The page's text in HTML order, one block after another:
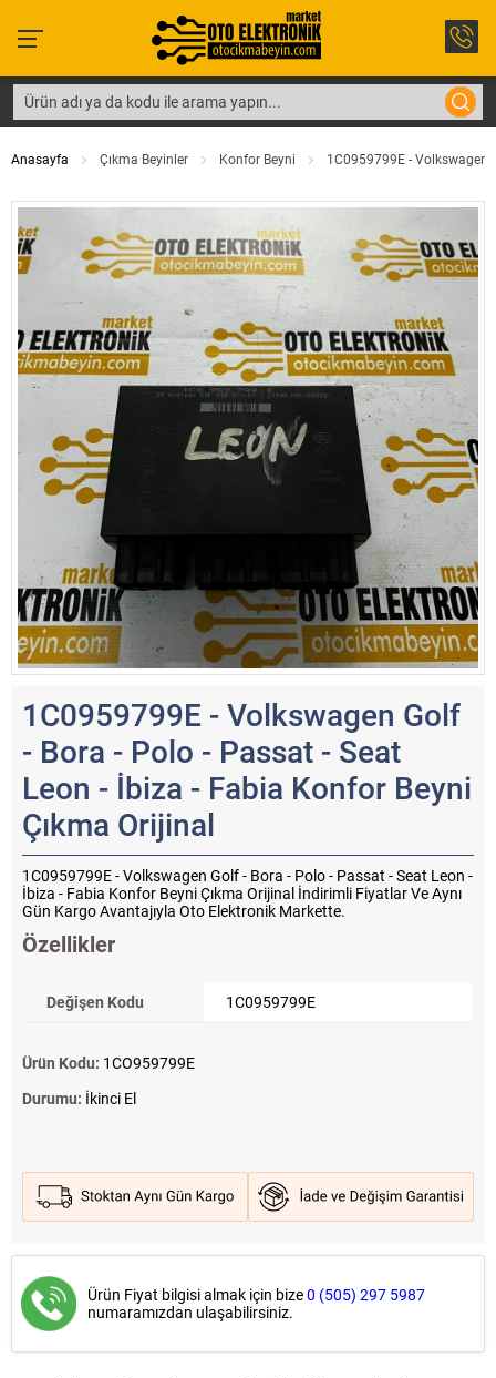
Anasayfa Çıkma Beyinler Konfor Beyni 1C0959799E - Volkswagen
1C0959799E - Volkswagen Golf
- Bora - Polo - Passat - Seat
Leon - İbiza - Fabia Konfor Beyni
Çıkma Orijinal
1C0959799E - Volkswagen Golf - Bora - Polo - Passat - Seat Leon -
İbiza - Fabia Konfor Beyni Çıkma Orijinal İndirimli Fiyatlar Ve Aynı
Gün Kargo Avantajıyla Oto Elektronik Markette.
Özellikler
Değişen Kodu 1C0959799E
Ürün Kodu: 1CO959799E
Durumu: İkinci El
Ürün Fiyat bilgisi almak için bize0 (505) 297 5987
numaramızdan ulaşabilirsiniz.